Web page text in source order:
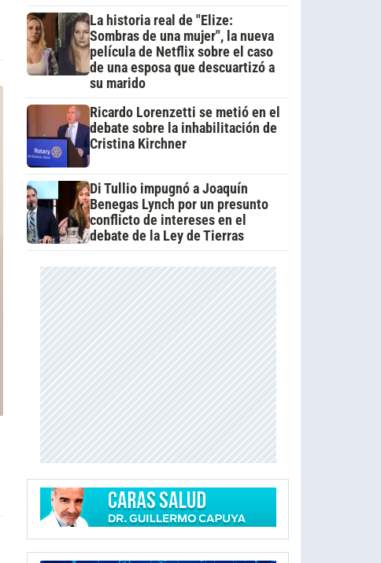
La historia real de "Elize:
Sombras de una mujer", la nueva
película de Netflix sobre el caso
de una esposa que descuartizó a
su marido
Ricardo Lorenzetti se metió en el
debate sobre la inhabilitación de
Cristina Kirchner
Di Tullio impugnó a Joaquín
Benegas Lynch por un presunto
conflicto de intereses en el
debate de la Ley de Tierras